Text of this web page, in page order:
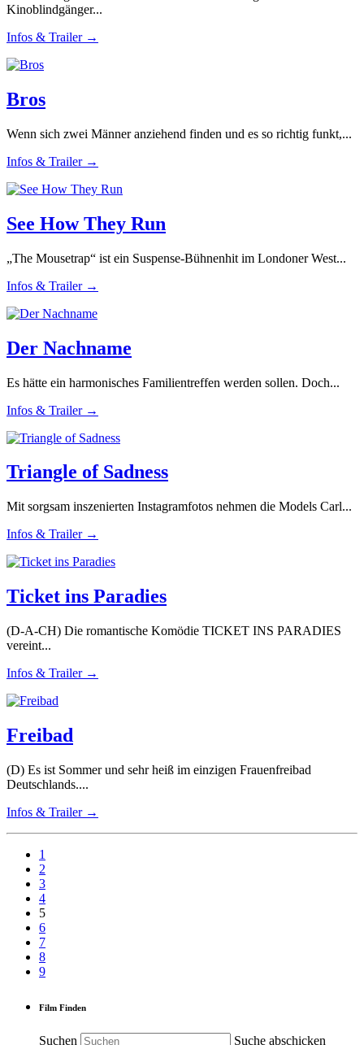
Kinoblindgänger...
Infos & Trailer →
Bros
Wenn sich zwei Männer anziehend finden und es so richtig funkt,...
Infos & Trailer →
See How They Run
„The Mousetrap“ ist ein Suspense-Bühnenhit im Londoner West...
Infos & Trailer →
Der Nachname
Es hätte ein harmonisches Familientreffen werden sollen. Doch...
Infos & Trailer →
Triangle of Sadness
Mit sorgsam inszenierten Instagramfotos nehmen die Models Carl...
Infos & Trailer →
Ticket ins Paradies
(D-A-CH) Die romantische Komödie TICKET INS PARADIES
vereint...
Infos & Trailer →
Freibad
(D) Es ist Sommer und sehr heiß im einzigen Frauenfreibad
Deutschlands....
Infos & Trailer →
1
2
3
4
5
6
7
8
9
Film Finden
Suchen Suche abschicken